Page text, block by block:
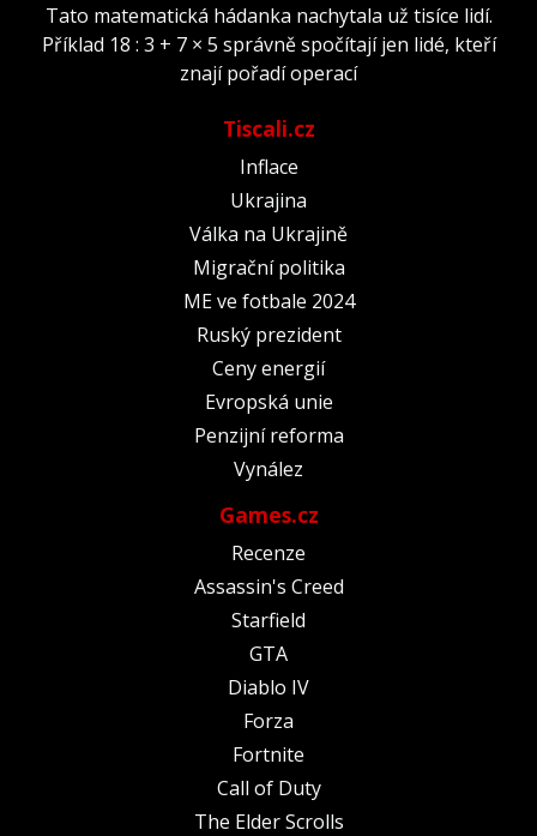
Tato matematická hádanka nachytala už tisíce lidí.
Příklad 18 : 3 + 7 × 5 správně spočítají jen lidé, kteří
znají pořadí operací
Tiscali.cz
Inflace
Ukrajina
Válka na Ukrajině
Migrační politika
ME ve fotbale 2024
Ruský prezident
Ceny energií
Evropská unie
Penzijní reforma
Vynález
Games.cz
Recenze
Assassin's Creed
Starfield
GTA
Diablo IV
Forza
Fortnite
Call of Duty
The Elder Scrolls